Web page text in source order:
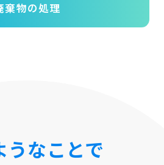
棄物の処理
うなことで